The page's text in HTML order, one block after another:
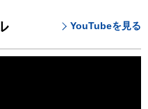
YouTubeを見る